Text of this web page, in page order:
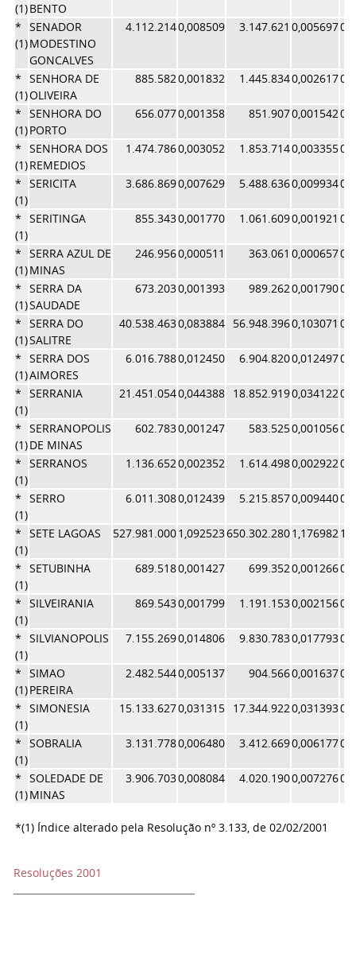
(1)BENTO
*
(1)
SENADOR
MODESTINO
GONCALVES
4.112.2140,008509 3.147.621 0,005697
*
(1)
SENHORA DE
OLIVEIRA
885.5820,001832 1.445.8340,002617
*
(1)
SENHORA DO
PORTO
656.0770,001358 851.9070,001542
*
(1)
SENHORA DOS
REMEDIOS
1.474.7860,003052 1.853.7140,003355
*
(1)
SERICITA 3.686.8690,007629 5.488.6360,009934
*
(1)
SERITINGA 855.3430,001770 1.061.6090,001921
*
(1)
SERRA AZUL DE
MINAS
246.9560,000511 363.061 0,000657
*
(1)
SERRA DA
SAUDADE
673.2030,001393 989.2620,001790
*
(1)
SERRA DO
SALITRE
40.538.4630,083884 56.948.3960,103071
*
(1)
SERRA DOS
AIMORES
6.016.7880,012450 6.904.8200,012497
*
(1)
SERRANIA 21.451.0540,044388 18.852.9190,034122
*
(1)
SERRANOPOLIS
DE MINAS
602.7830,001247 583.5250,001056
*
(1)
SERRANOS 1.136.6520,002352 1.614.4980,002922
*
(1)
SERRO 6.011.3080,012439 5.215.8570,009440
*
(1)
SETE LAGOAS 527.981.0001,092523650.302.2801,176982
*
(1)
SETUBINHA 689.5180,001427 699.3520,001266
*
(1)
SILVEIRANIA 869.5430,001799 1.191.1530,002156
*
(1)
SILVIANOPOLIS 7.155.2690,014806 9.830.7830,017793
*
(1)
SIMAO
PEREIRA
2.482.5440,005137 904.5660,001637
*
(1)
SIMONESIA 15.133.6270,031315 17.344.9220,031393
*
(1)
SOBRALIA 3.131.7780,006480 3.412.6690,006177
*
(1)
SOLEDADE DE
MINAS
3.906.7030,008084 4.020.1900,007276
*(1) Índice alterado pela Resolução nº 3.133, de 02/02/2001
Resoluções 2001